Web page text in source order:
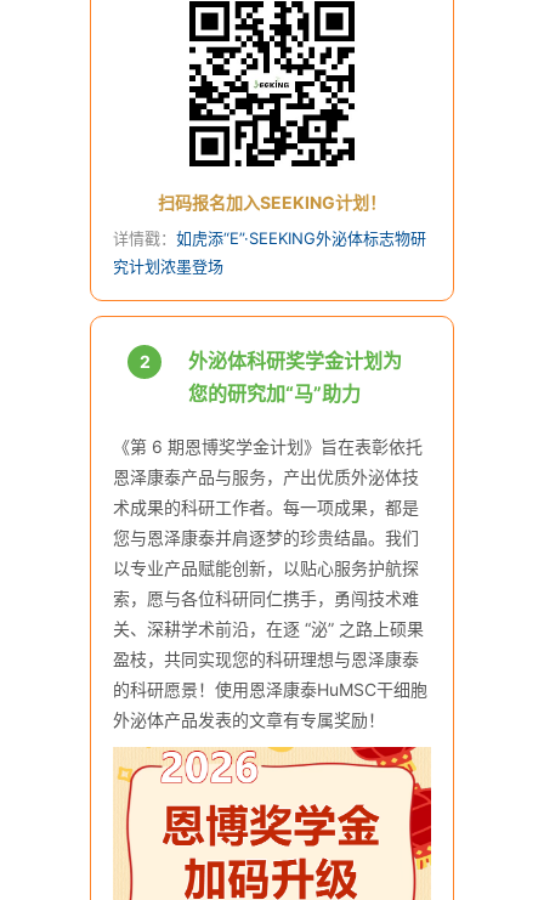
扫码报名加入SEEKING计划！
详情戳： 如虎添“E”·SEEKING外泌体标志物研
究计划浓墨登场
2
外泌体科研奖学金计划为
您的研究加“马”助力
《第 6 期恩博奖学金计划》旨在表彰依托
恩泽康泰产品与服务，产出优质外泌体技
术成果的科研工作者。每一项成果，都是
您与恩泽康泰并肩逐梦的珍贵结晶。我们
以专业产品赋能创新，以贴心服务护航探
索，愿与各位科研同仁携手，勇闯技术难
关、深耕学术前沿，在逐 “泌” 之路上硕果
盈枝，共同实现您的科研理想与恩泽康泰
的科研愿景！使用恩泽康泰HuMSC干细胞
外泌体产品发表的文章有专属奖励！